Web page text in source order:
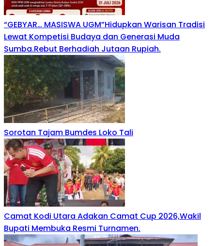
“GEBYAR… MASISWA UGM”Hidupkan Warisan Tradisi
Lewat Kompetisi Budaya dan Generasi Muda
Sumba.Rebut Berhadiah Jutaan Rupiah.
Sorotan Tajam Bumdes Loko Tali
Camat Kodi Utara Adakan Camat Cup 2026,Wakil
Bupati Membuka Resmi Turnamen.